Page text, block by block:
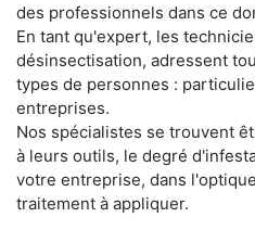
des professionnels dans ce
En tant qu'expert, les
désinsectisation, adressent
types de personnes :
entreprises.
Nos spécialistes se trouvent
à leurs outils, le degré
votre entreprise, dans
traitement à appliquer.